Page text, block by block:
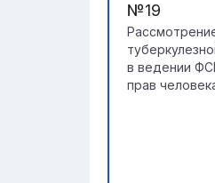
№19
в ведении
прав